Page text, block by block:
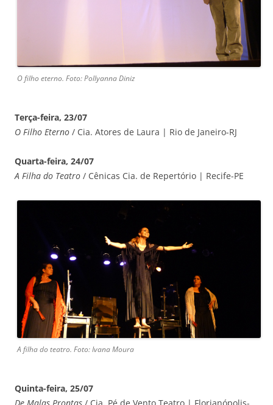
O filho eterno. Foto: Pollyanna Diniz
Terça-feira, 23/07
O Filho Eterno / Cia. Atores de Laura | Rio de Janeiro-RJ
Quarta-feira, 24/07
A Filha do Teatro / Cênicas Cia. de Repertório | Recife-PE
A filha do teatro. Foto: Ivana Moura
Quinta-feira, 25/07